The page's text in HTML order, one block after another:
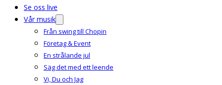
Se oss live
Vår musik
Från swing till Chopin
Företag & Event
En strålande jul
Säg det med ett leende
Vi, Du och Jag